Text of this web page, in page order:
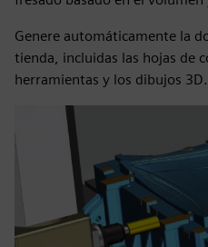
Genere automáticamente la
tienda, incluidas las hojas de
herramientas y los dibujos 3D.